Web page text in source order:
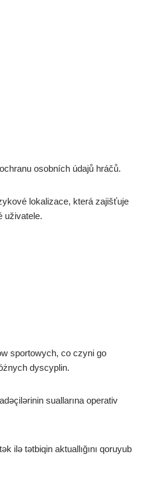
osobních údajů hráčů.
lokalizace, která zajišťuje
uživatele.
sportowych, co czyni go
dyscyplin.
suallarına operativ
ilə tətbiqin aktuallığını qoruyub